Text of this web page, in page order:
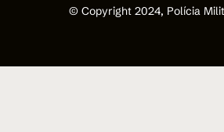
© Copyright 2024, Polícia